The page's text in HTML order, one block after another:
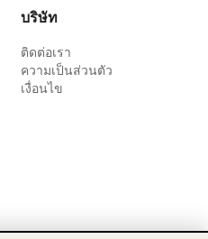
บริษัท
ติดต่อเรา
ความเป็นส่วนตัว
เงื่อนไข